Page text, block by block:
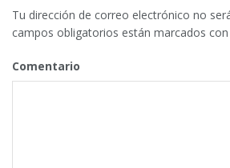
Tu dirección de correo electrónico no
campos obligatorios están marcados con
Comentario